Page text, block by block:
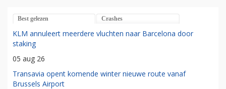
Best gelezen Crashes
KLM annuleert meerdere vluchten naar Barcelona door
staking
05 aug 26
Transavia opent komende winter nieuwe route vanaf
Brussels Airport